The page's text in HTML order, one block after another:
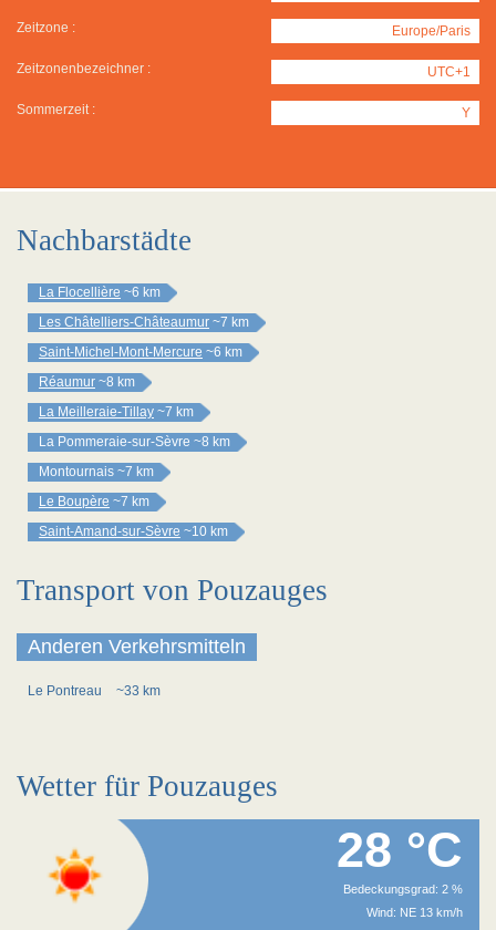
Zeitzone : Europe/Paris
Zeitzonenbezeichner : UTC+1
Sommerzeit : Y
Nachbarstädte
La Flocellière ~6 km
Les Châtelliers-Châteaumur ~7 km
Saint-Michel-Mont-Mercure ~6 km
Réaumur ~8 km
La Meilleraie-Tillay ~7 km
La Pommeraie-sur-Sèvre ~8 km
Montournais ~7 km
Le Boupère ~7 km
Saint-Amand-sur-Sèvre ~10 km
Transport von Pouzauges
Anderen Verkehrsmitteln
Le Pontreau ~33 km
Wetter für Pouzauges
28 °C
Bedeckungsgrad: 2 %
Wind: NE 13 km/h